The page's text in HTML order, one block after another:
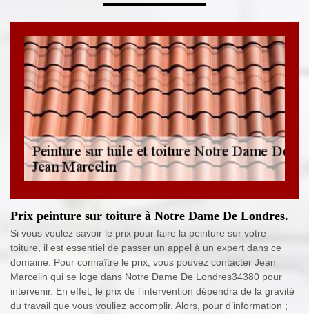
Prix peinture sur toiture à Notre Dame De Londres.
Si vous voulez savoir le prix pour faire la peinture sur votre
toiture, il est essentiel de passer un appel à un expert dans ce
domaine. Pour connaître le prix, vous pouvez contacter Jean
Marcelin qui se loge dans Notre Dame De Londres34380 pour
intervenir. En effet, le prix de l’intervention dépendra de la gravité
du travail que vous vouliez accomplir. Alors, pour d’information ;